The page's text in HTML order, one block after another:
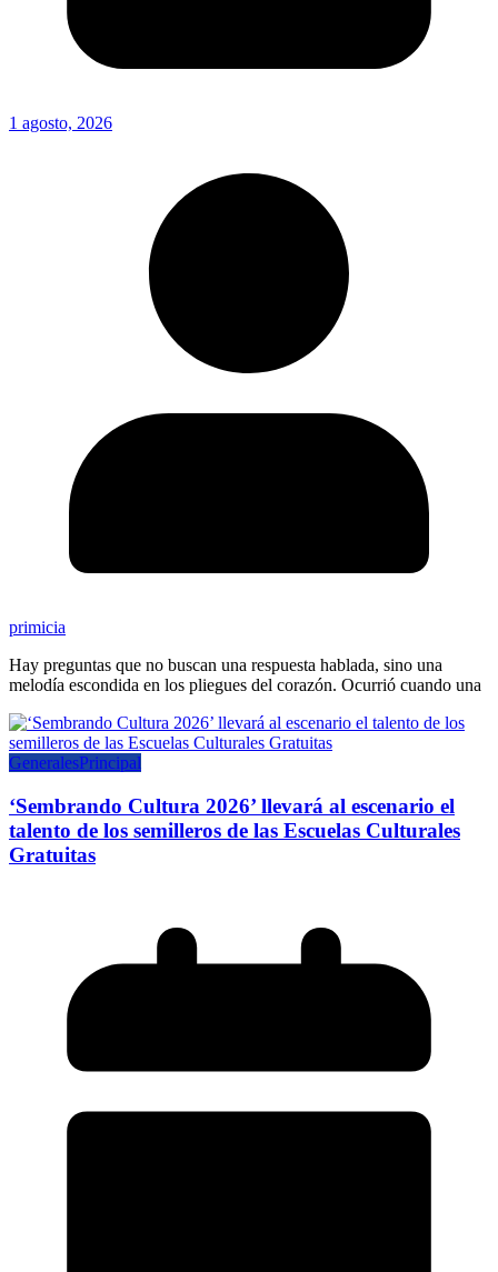
1 agosto, 2026
primicia
Hay preguntas que no buscan una respuesta hablada, sino una
melodía escondida en los pliegues del corazón. Ocurrió cuando una
GeneralesPrincipal
‘Sembrando Cultura 2026’ llevará al escenario el
talento de los semilleros de las Escuelas Culturales
Gratuitas